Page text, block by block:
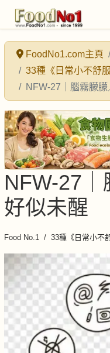
FoodNo1.com主頁
33種《日常小不舒服
NFW-27｜腦霧朦
NFW-27｜
好似未醒
Food No.1 33種《日常小不